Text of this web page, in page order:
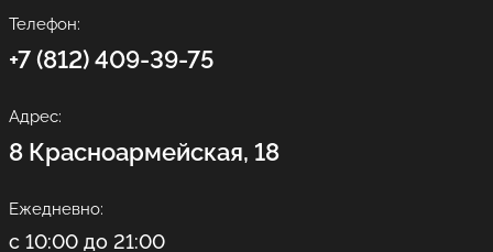
Телефон:
+7 (812) 409-39-75
Адрес:
8 Красноармейская, 18
Ежедневно:
с 10:00 до 21:00